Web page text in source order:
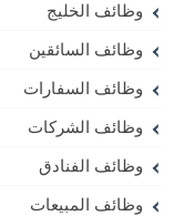
وظائف الخليج
وظائف السائقين
وظائف السفارات
وظائف الشركات
وظائف الفنادق
وظائف المبيعات